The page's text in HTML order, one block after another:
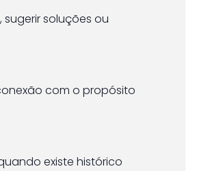
soluções ou
com o propósito
existe histórico